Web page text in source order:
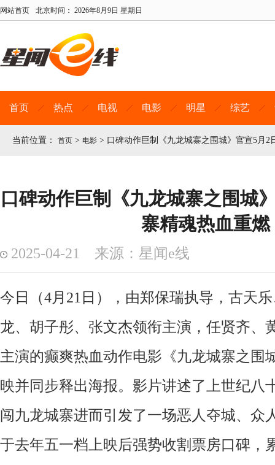
网站首页 北京时间： 2026年8月9日 星期日
首页 热点 电视 电影 明星 综艺
当前位置： 首页 > 电影 > 口碑动作巨制《九龙城寨之围城》官宣5月2
口碑动作巨制《九龙城寨之围城
寨精魂热血重燃
2025-04-21 来源：星闻e线
今日（4月21日），由郑保瑞执导，古天
龙、胡子彤、张文杰领衔主演，任贤齐、
主演的癫爽热血动作电影《九龙城寨之围
映并同步释出海报。影片讲述了上世纪八
闯九龙城寨进而引发了一场恶人夺城、众
于去年五一档上映后强势收割票房口碑，